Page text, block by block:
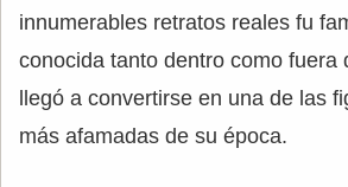
innumerables retratos reales fu
conocida tanto dentro como fuera
llegó a convertirse en una de las
más afamadas de su época.